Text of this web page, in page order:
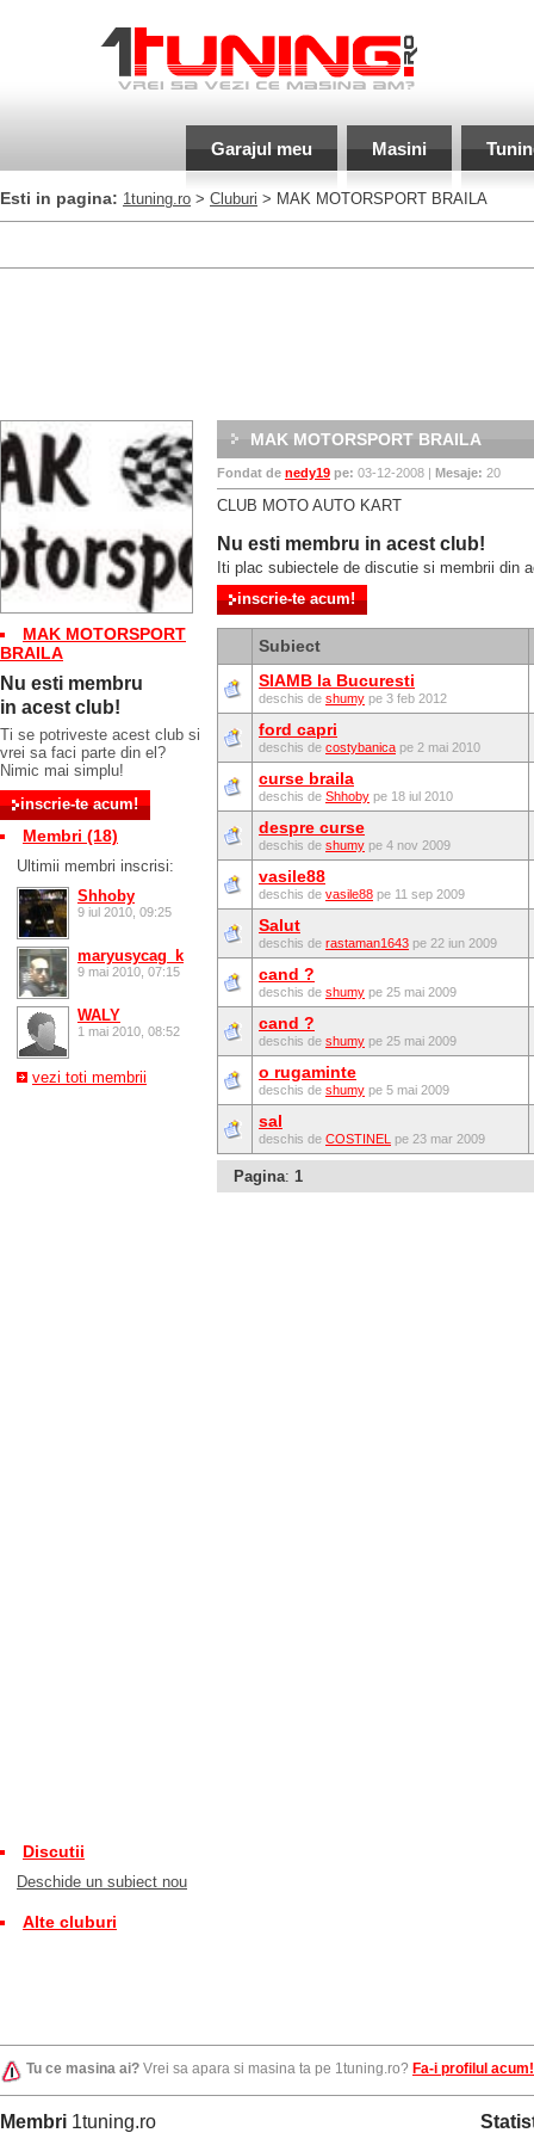
Garajul meu Masini
Esti in pagina: 1tuning.ro > Cluburi > MAK MOTORSPORT BRAILA
MAK MOTORSPORT
BRAILA
Nu esti membru
in acest club!
Ti se potriveste acest club si
vrei sa faci parte din el?
Nimic mai simplu!
Membri (18)
Ultimii membri inscrisi:
Shhoby
9 iul 2010, 09:25
maryusycag_k
9 mai 2010, 07:15
WALY
1 mai 2010, 08:52
vezi toti membrii
Discutii
Deschide un subiect nou
Alte cluburi
MAK MOTORSPORT BRAILA
Fondat de nedy19 pe: 03-12-2008 | Mesaje: 20
CLUB MOTO AUTO KART
Nu esti membru in acest club!
Iti plac subiectele de discutie si membrii din
Subiect
SIAMB la Bucuresti
deschis de shumy pe 3 feb 2012
ford capri
deschis de costybanica pe 2 mai 2010
curse braila
deschis de Shhoby pe 18 iul 2010
despre curse
deschis de shumy pe 4 nov 2009
vasile88
deschis de vasile88 pe 11 sep 2009
Salut
deschis de rastaman1643 pe 22 iun 2009
cand ?
deschis de shumy pe 25 mai 2009
cand ?
deschis de shumy pe 25 mai 2009
o rugaminte
deschis de shumy pe 5 mai 2009
sal
deschis de COSTINEL pe 23 mar 2009
Pagina: 1
Tu ce masina ai? Vrei sa apara si masina ta pe 1tuning.ro? Fa-i profilul acum!
Membri 1tuning.ro